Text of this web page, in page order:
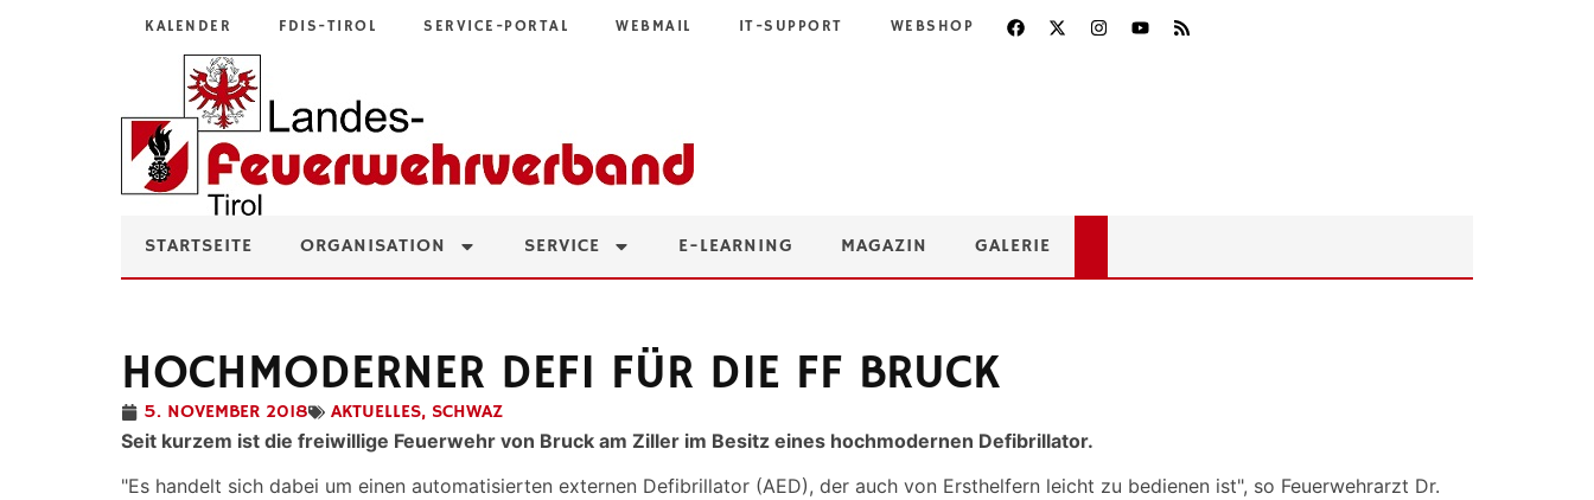
KALENDER FDIS-TIROL SERVICE-PORTAL WEBMAIL IT-SUPPORT WEBSHOP
STARTSEITE ORGANISATION SERVICE E-LEARNING MAGAZIN GALERIE
HOCHMODERNER DEFI FÜR DIE FF BRUCK
5. NOVEMBER 2018 AKTUELLES, SCHWAZ
Seit kurzem ist die freiwillige Feuerwehr von Bruck am Ziller im Besitz eines hochmodernen Defibrillator.
"Es handelt sich dabei um einen automatisierten externen Defibrillator (AED), der auch von Ersthelfern leicht zu bedienen ist", so Feuerwehrarzt Dr.